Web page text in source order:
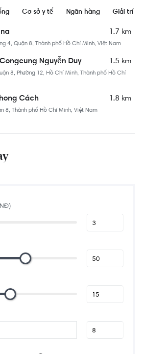
Cơ sở y tế Ngân hàng Giải trí
1.7 km
4, Quận 8, Thành phố Hồ Chí Minh, Việt Nam
Nguyễn Duy 1.5 km
8, Phường 12, Hồ Chí Minh, Thành phố Hồ Chí
Cách 1.8 km
8, Thành phố Hồ Chí Minh, Việt Nam